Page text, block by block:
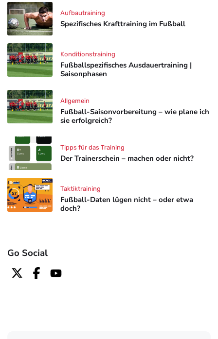
Spezifisches Krafttraining im Fußball
Aufbautraining
Fußballspezifisches Ausdauertraining |
Saisonphasen
Konditionstraining
Fußball-Saisonvorbereitung – wie plane ich
sie erfolgreich?
Allgemein
Der Trainerschein – machen oder nicht?
Tipps für das Training
Fußball-Daten lügen nicht – oder etwa
doch?
Taktiktraining
Go Social